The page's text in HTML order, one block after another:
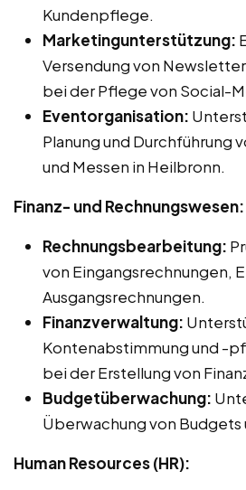
Kundenpflege.
Marketingunterstützung:
Versendung von
bei der Pflege von Social-
Eventorganisation:
Planung und Durchführung
und Messen in Heilbronn.
Finanz- und Rechnungswesen:
Rechnungsbearbeitung:
von Eingangsrechnungen,
Ausgangsrechnungen.
Finanzverwaltung:
Kontenabstimmung und -
bei der Erstellung von
Budgetüberwachung:
Überwachung von Budgets
Human Resources (HR):